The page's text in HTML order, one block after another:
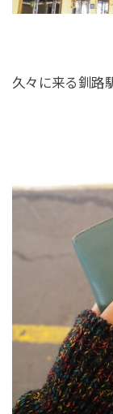
久々に来る釧路